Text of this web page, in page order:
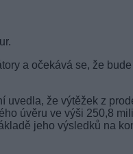
a očekává se, že bude
uvedla, že výtěžek z
úvěru ve výši 250,8
jeho výsledků na